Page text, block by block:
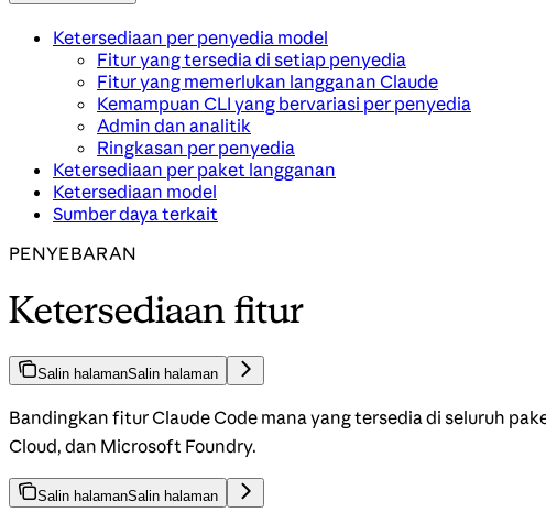
Ketersediaan per penyedia model
Fitur yang tersedia di setiap penyedia
Fitur yang memerlukan langganan Claude
Kemampuan CLI yang bervariasi per penyedia
Admin dan analitik
Ringkasan per penyedia
Ketersediaan per paket langganan
Ketersediaan model
Sumber daya terkait
PENYEBARAN
Ketersediaan fitur
Salin halamanSalin halaman
Bandingkan fitur Claude Code mana yang tersedia di seluruh
Cloud, dan Microsoft Foundry.
Salin halamanSalin halaman